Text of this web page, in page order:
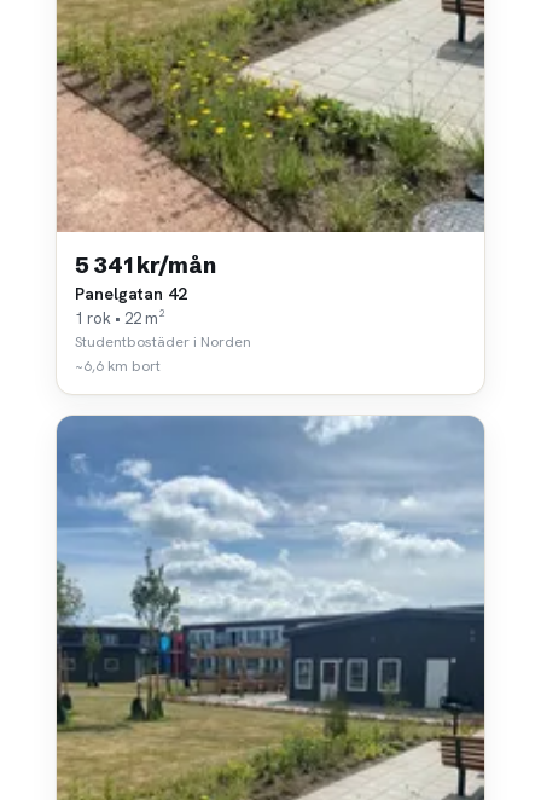
5 341 kr/mån
Panelgatan 42
1 rok • 22 m²
Studentbostäder i Norden
~6,6 km bort